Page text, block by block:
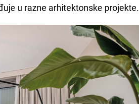
u razne arhitektonske projekte.